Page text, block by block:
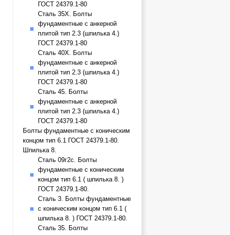
ГОСТ 24379.1-80
Сталь 35Х. Болты
фундаментные с анкерной
плитой тип 2.3 (шпилька 4.)
ГОСТ 24379.1-80
Сталь 40Х. Болты
фундаментные с анкерной
плитой тип 2.3 (шпилька 4.)
ГОСТ 24379.1-80
Сталь 45. Болты
фундаментные с анкерной
плитой тип 2.3 (шпилька 4.)
ГОСТ 24379.1-80
Болты фундаментные с коническим
концом тип 6.1 ГОСТ 24379.1-80.
Шпилька 8.
Сталь 09г2с. Болты
фундаментные с коническим
концом тип 6.1 ( шпилька 8. )
ГОСТ 24379.1-80.
Сталь 3. Болты фундаментные
с коническим концом тип 6.1 (
шпилька 8. ) ГОСТ 24379.1-80.
Сталь 35. Болты